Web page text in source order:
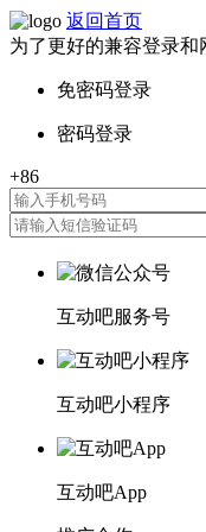
返回首页
为了更好的兼容登录
互动吧服务号
互动吧小程序
互动吧App